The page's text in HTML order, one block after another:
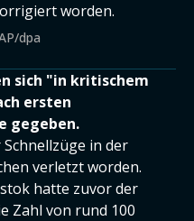
worden.
dpa
sich "in kritischem
ersten
gegeben.
in der
verletzt worden.
hatte zuvor der
Zahl von rund 100